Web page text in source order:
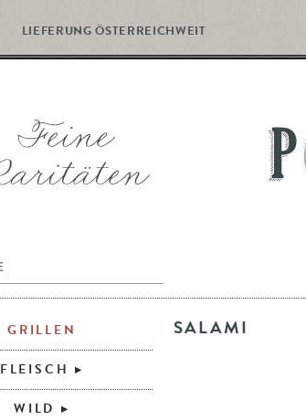
LIEFERUNG ÖSTERREICHWEIT
SALAMI
GRILLEN
FLEISCH
WILD